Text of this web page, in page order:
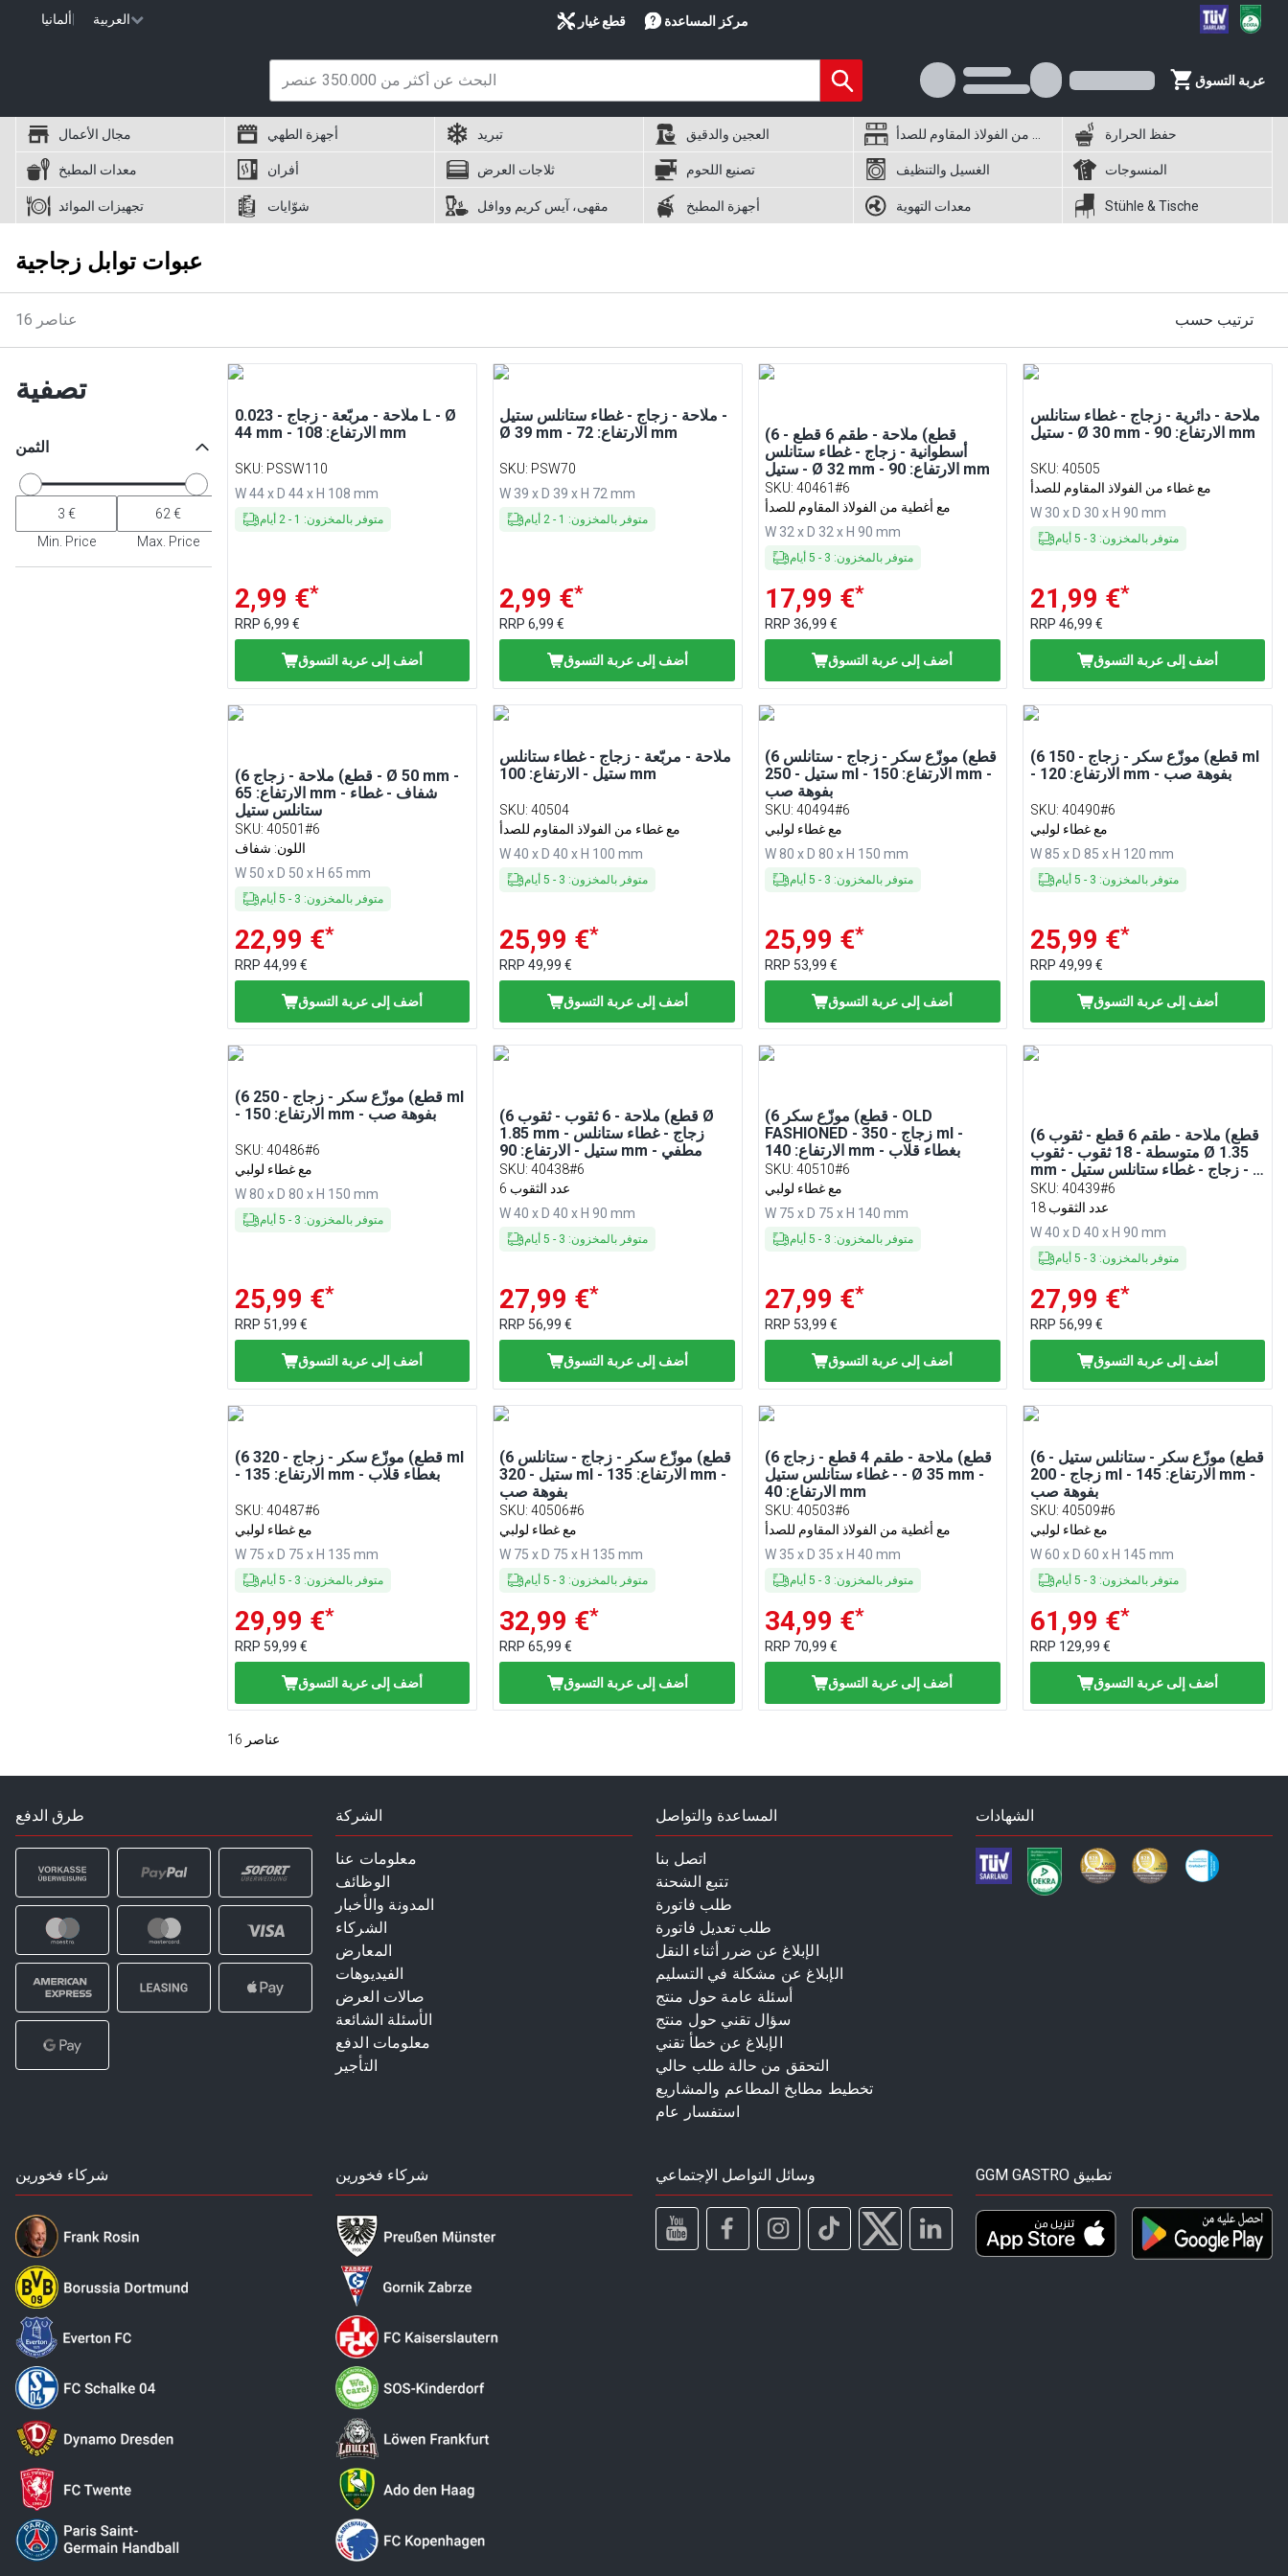
ألمانيا العربية قطع غيار مركز المساعدة
عربة التسوق
مجال الأعمال أجهزة الطهي تبريد العجين والدقيق حفظ الحرارة
معدات المطبخ أفران ثلاجات العرض تصنيع اللحوم الغسيل والتنظيف المنسوجات
تجهيزات الموائد شوّايات مقهى، آيس كريم ووافل أجهزة المطبخ معدات التهوية Stühle & Tische
عبوات توابل زجاجية
16 عناصر ترتيب حسب
تصفية
الثمن
Min. Price Max. Price
ملّاحة - مربّعة - زجاج - 0.023 L - Ø
44 mm - الارتفاع: 108 mm
SKU: PSSW110
W 44 x D 44 x H 108 mm
متوفر بالمخزون:
1
-
2 أيام
2,99 €*
RRP 6,99 €
أضف إلى عربة التسوق
ملّاحة - زجاج - غطاء ستانلس ستيل -
Ø 39 mm - الارتفاع: 72 mm
SKU: PSW70
W 39 x D 39 x H 72 mm
متوفر بالمخزون:
1
-
2 أيام
2,99 €*
RRP6,99 €
أضف إلى عربة التسوق
(6 قطع) ملّاحة - طقم 6 قطع -
أسطوانية - زجاج - غطاء ستانلس
ستيل - Ø 32 mm - الارتفاع: 90 mm
SKU:40461#6
مع أغطية من الفولاذ المقاوم للصدأ
W 32 x D 32 x H 90 mm
متوفر بالمخزون:
3
-
5 أيام
17,99 €*
RRP36,99 €
أضف إلى عربة التسوق
ملّاحة - دائرية - زجاج - غطاء ستانلس
ستيل - Ø 30 mm - الارتفاع: 90 mm
SKU: 40505
مع غطاء من الفولاذ المقاوم للصدأ
W 30 x D 30 x H 90 mm
متوفر بالمخزون:
3
-
5 أيام
21,99 €*
RRP 46,99 €
أضف إلى عربة التسوق
(6 قطع) ملّاحة - زجاج - Ø 50 mm -
الارتفاع: 65 mm - شفاف - غطاء
ستانلس ستيل
SKU: 40501#6
اللون: شفاف
W 50 x D 50 x H 65 mm
متوفر بالمخزون:
3
-
5 أيام
22,99 €*
RRP 44,99 €
أضف إلى عربة التسوق
ملّاحة - مربّعة - زجاج - غطاء ستانلس
ستيل - الارتفاع: 100 mm
SKU:40504
مع غطاء من الفولاذ المقاوم للصدأ
W 40 x D 40 x H 100 mm
متوفر بالمخزون:
3
-
5 أيام
25,99 €*
RRP49,99 €
أضف إلى عربة التسوق
(6 قطع) موزّع سكر - زجاج - ستانلس
ستيل - 250 ml - الارتفاع: 150 mm -
بفوهة صب
SKU:40494#6
مع غطاء لولبي
W 80 x D 80 x H 150 mm
متوفر بالمخزون:
3
-
5 أيام
25,99 €*
RRP 53,99 €
أضف إلى عربة التسوق
(6 قطع) موزّع سكر - زجاج - 150 ml
- الارتفاع: 120 mm - بفوهة صب
SKU: 40490#6
مع غطاء لولبي
W 85 x D 85 x H 120 mm
متوفر بالمخزون:
3
-
5 أيام
25,99 €*
RRP 49,99 €
أضف إلى عربة التسوق
(6 قطع) موزّع سكر - زجاج - 250 ml
- الارتفاع: 150 mm - بفوهة صب
SKU: 40486#6
مع غطاء لولبي
W 80 x D 80 x H 150 mm
متوفر بالمخزون:
3
-
5 أيام
25,99 €*
RRP 51,99 €
أضف إلى عربة التسوق
(6 قطع) ملّاحة - 6 ثقوب - ثقوب Ø
1.85 mm - زجاج - غطاء ستانلس
ستيل - الارتفاع: 90 mm - مطفي
SKU:40438#6
6 عدد الثقوب
W 40 x D 40 x H 90 mm
متوفر بالمخزون:
3
-
5 أيام
27,99 €*
RRP 56,99 €
أضف إلى عربة التسوق
(6 قطع) موزّع سكر - OLD
FASHIONED - زجاج - 350 ml -
الارتفاع: 140 mm - بغطاء قلاب
SKU:40510#6
مع غطاء لولبي
W 75 x D 75 x H 140 mm
متوفر بالمخزون:
3
-
5 أيام
27,99 €*
RRP 53,99 €
أضف إلى عربة التسوق
(6 قطع) ملّاحة - طقم 6 قطع - ثقوب
متوسطة - 18 ثقوب - ثقوب Ø 1.35
mm - زجاج - غطاء ستانلس ستيل - Ø
SKU: 40439#6
18 عدد الثقوب
W 40 x D 40 x H 90 mm
متوفر بالمخزون:
3
-
5 أيام
27,99 €*
RRP 56,99 €
أضف إلى عربة التسوق
(6 قطع) موزّع سكر - زجاج - 320 ml
- الارتفاع: 135 mm - بغطاء قلاب
SKU: 40487#6
مع غطاء لولبي
W 75 x D 75 x H 135 mm
متوفر بالمخزون:
3
-
5 أيام
29,99 €*
RRP 59,99 €
أضف إلى عربة التسوق
(6 قطع) موزّع سكر - زجاج - ستانلس
ستيل - 320 ml - الارتفاع: 135 mm -
بفوهة صب
SKU:40506#6
مع غطاء لولبي
W 75 x D 75 x H 135 mm
متوفر بالمخزون:
3
-
5 أيام
32,99 €*
RRP65,99 €
أضف إلى عربة التسوق
(6 قطع) ملّاحة - طقم 4 قطع - زجاج
- غطاء ستانلس ستيل - Ø 35 mm -
الارتفاع: 40 mm
SKU:40503#6
مع أغطية من الفولاذ المقاوم للصدأ
W 35 x D 35 x H 40 mm
متوفر بالمخزون:
3
-
5 أيام
34,99 €*
RRP 70,99 €
أضف إلى عربة التسوق
(6 قطع) موزّع سكر - ستانلس ستيل -
زجاج - 200 ml - الارتفاع: 145 mm -
بفوهة صب
SKU: 40509#6
مع غطاء لولبي
W 60 x D 60 x H 145 mm
متوفر بالمخزون:
3
-
5 أيام
61,99 €*
RRP 129,99 €
أضف إلى عربة التسوق
16 عناصر
طرق الدفع الشركة
معلومات عنا
الوظائف
المدونة والأخبار
الشركاء
المعارض
الفيديوهات
صالات العرض
الأسئلة الشائعة
معلومات الدفع
التأجير
المساعدة والتواصل
اتصل بنا
تتبع الشحنة
طلب فاتورة
طلب تعديل فاتورة
الإبلاغ عن ضرر أثناء النقل
الإبلاغ عن مشكلة في التسليم
أسئلة عامة حول منتج
سؤال تقني حول منتج
الإبلاغ عن خطأ تقني
التحقق من حالة طلب حالي
تخطيط مطابخ المطاعم والمشاريع
استفسار عام
الشهادات
شركاء فخورين شركاء فخورين وسائل التواصل الإجتماعي GGM GASTRO تطبيق